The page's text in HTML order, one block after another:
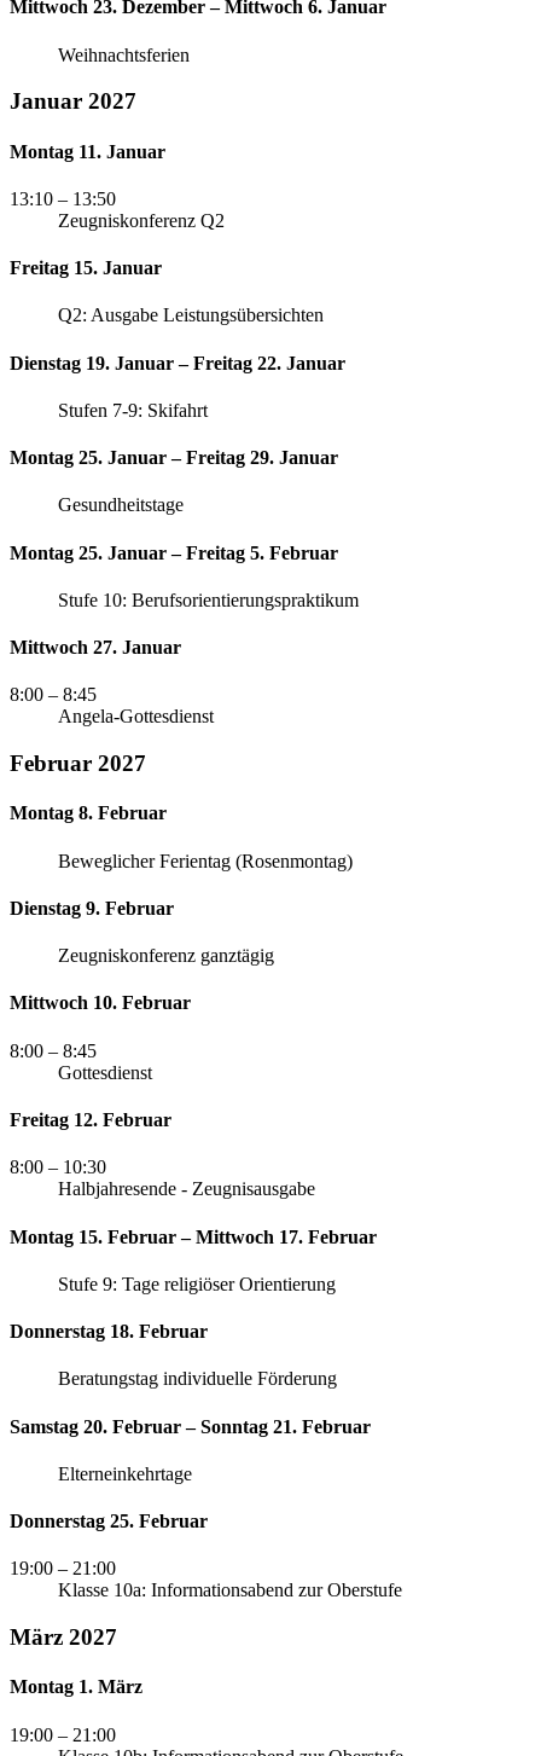
Mittwoch 23. Dezember – Mittwoch 6. Januar
Weihnachtsferien
Januar 2027
Montag 11. Januar
13:10 – 13:50
Zeugniskonferenz Q2
Freitag 15. Januar
Q2: Ausgabe Leistungsübersichten
Dienstag 19. Januar – Freitag 22. Januar
Stufen 7-9: Skifahrt
Montag 25. Januar – Freitag 29. Januar
Gesundheitstage
Montag 25. Januar – Freitag 5. Februar
Stufe 10: Berufsorientierungspraktikum
Mittwoch 27. Januar
8:00 – 8:45
Angela-Gottesdienst
Februar 2027
Montag 8. Februar
Beweglicher Ferientag (Rosenmontag)
Dienstag 9. Februar
Zeugniskonferenz ganztägig
Mittwoch 10. Februar
8:00 – 8:45
Gottesdienst
Freitag 12. Februar
8:00 – 10:30
Halbjahresende - Zeugnisausgabe
Montag 15. Februar – Mittwoch 17. Februar
Stufe 9: Tage religiöser Orientierung
Donnerstag 18. Februar
Beratungstag individuelle Förderung
Samstag 20. Februar – Sonntag 21. Februar
Elterneinkehrtage
Donnerstag 25. Februar
19:00 – 21:00
Klasse 10a: Informationsabend zur Oberstufe
März 2027
Montag 1. März
19:00 – 21:00